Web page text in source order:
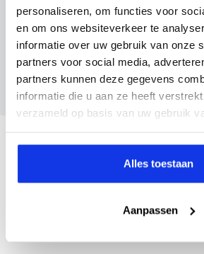
personaliseren, om functies voor
en om ons websiteverkeer te
informatie over uw gebruik van onze
partners voor social media,
partners kunnen deze gegevens
informatie die u aan ze heeft
verzameld op basis van uw gebruik
Alles toestaan
Aanpassen
Inruilvoorstel aanvragen
Wanneer je foto’s meestuurt
maandag tot en met vrijdag
een voorstel.
Veelgestelde vragen
Wanneer kan ik een proefrit maken?